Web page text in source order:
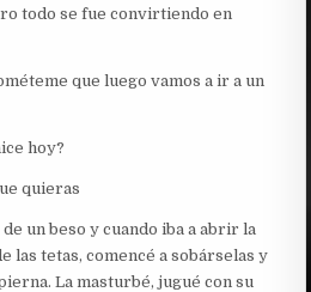
todo se fue convirtiendo en
que luego vamos a ir a un
hoy?
quieras
un beso y cuando iba a abrir la
las tetas, comencé a sobárselas y
La masturbé, jugué con su